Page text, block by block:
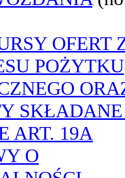
OFERT
POŻYTKU
ART. 19A
O